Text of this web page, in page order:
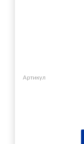
Артикул